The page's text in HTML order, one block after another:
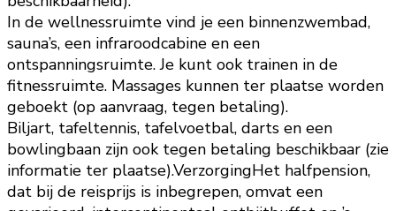
In de wellnessruimte vind je een binnenzwembad,
sauna’s, een infraroodcabine en een
ontspanningsruimte. Je kunt ook trainen in de
fitnessruimte. Massages kunnen ter plaatse worden
geboekt (op aanvraag, tegen betaling).
Biljart, tafeltennis, tafelvoetbal, darts en een
bowlingbaan zijn ook tegen betaling beschikbaar (zie
informatie ter plaatse).VerzorgingHet halfpension,
dat bij de reisprijs is inbegrepen, omvat een